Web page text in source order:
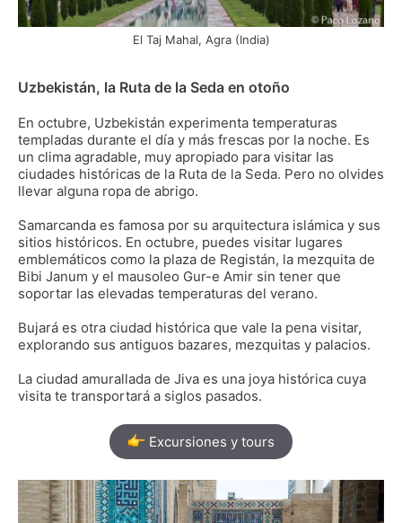
El Taj Mahal, Agra (India)
Uzbekistán, la Ruta de la Seda en otoño
En octubre, Uzbekistán experimenta temperaturas
templadas durante el día y más frescas por la noche. Es
un clima agradable, muy apropiado para visitar las
ciudades históricas de la Ruta de la Seda. Pero no olvides
llevar alguna ropa de abrigo.
Samarcanda es famosa por su arquitectura islámica y sus
sitios históricos. En octubre, puedes visitar lugares
emblemáticos como la plaza de Registán, la mezquita de
Bibi Janum y el mausoleo Gur-e Amir sin tener que
soportar las elevadas temperaturas del verano.
Bujará es otra ciudad histórica que vale la pena visitar,
explorando sus antiguos bazares, mezquitas y palacios.
La ciudad amurallada de Jiva es una joya histórica cuya
visita te transportará a siglos pasados.
Excursiones y tours